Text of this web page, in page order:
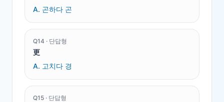
A. 곤하다 곤
Q14 · 단답형
更
A. 고치다 경
Q15 · 단답형